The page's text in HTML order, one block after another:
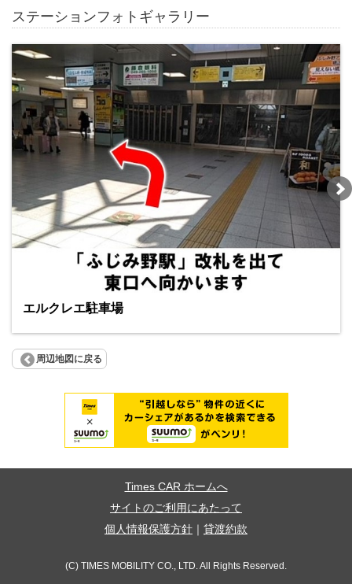
ステーションフォトギャラリー
エルクレエ駐車場
周辺地図に戻る
Times CAR ホームへ
サイトのご利用にあたって
個人情報保護方針
貸渡約款
(C) TIMES MOBILITY CO., LTD. All Rights Reserved.